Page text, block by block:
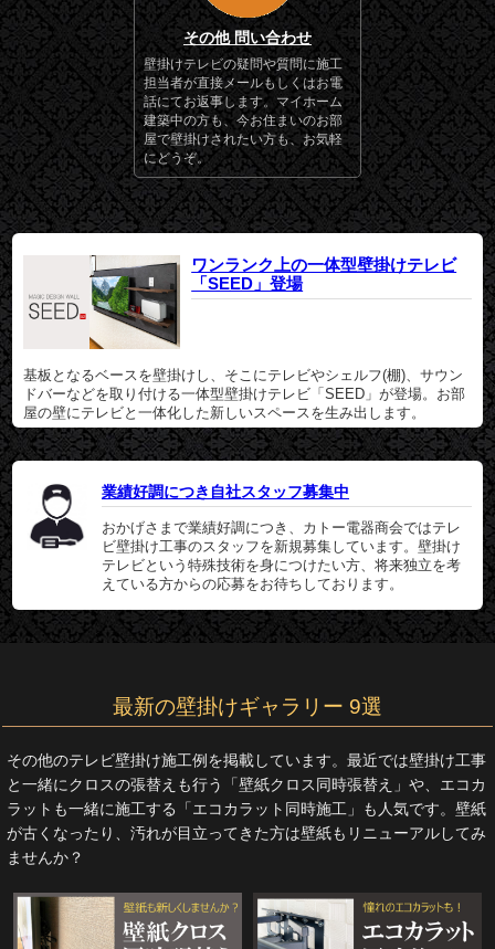
その他 問い合わせ
壁掛けテレビの疑問や質問に施工
担当者が直接メールもしくはお電
話にてお返事します。マイホーム
建築中の方も、今お住まいのお部
屋で壁掛けされたい方も、お気軽
にどうぞ。
ワンランク上の一体型壁掛けテレビ
「SEED」登場
基板となるベースを壁掛けし、そこにテレビやシェルフ(棚)、サウン
ドバーなどを取り付ける一体型壁掛けテレビ「SEED」が登場。お部
屋の壁にテレビと一体化した新しいスペースを生み出します。
業績好調につき自社スタッフ募集中
おかげさまで業績好調につき、カトー電器商会ではテレ
ビ壁掛け工事のスタッフを新規募集しています。壁掛け
テレビという特殊技術を身につけたい方、将来独立を考
えている方からの応募をお待ちしております。
最新の壁掛けギャラリー 9選
その他のテレビ壁掛け施工例を掲載しています。最近では壁掛け工事
と一緒にクロスの張替えも行う「壁紙クロス同時張替え」や、エコカ
ラットも一緒に施工する「エコカラット同時施工」も人気です。壁紙
が古くなったり、汚れが目立ってきた方は壁紙もリニューアルしてみ
ませんか？